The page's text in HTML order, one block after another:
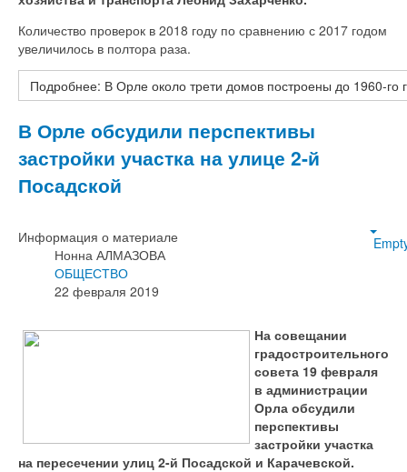
Количество проверок в 2018 году по сравнению с 2017 годом
увеличилось в полтора раза.
Подробнее: В Орле около трети домов построены до 1960-го
В Орле обсудили перспективы
застройки участка на улице 2-й
Посадской
Информация о материале
Нонна АЛМАЗОВА
ОБЩЕСТВО
22 февраля 2019
На совещании
градостроительного
совета 19 февраля
в администрации
Орла обсудили
перспективы
застройки участка
на пересечении улиц 2-й Посадской и Карачевской.